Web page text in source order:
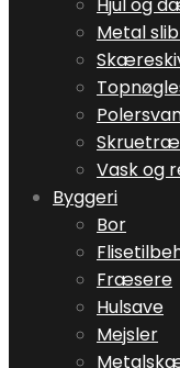
Hjul og
Metal
Vask og
Byggeri
Bor
Fræsere
Hulsave
Mejsler